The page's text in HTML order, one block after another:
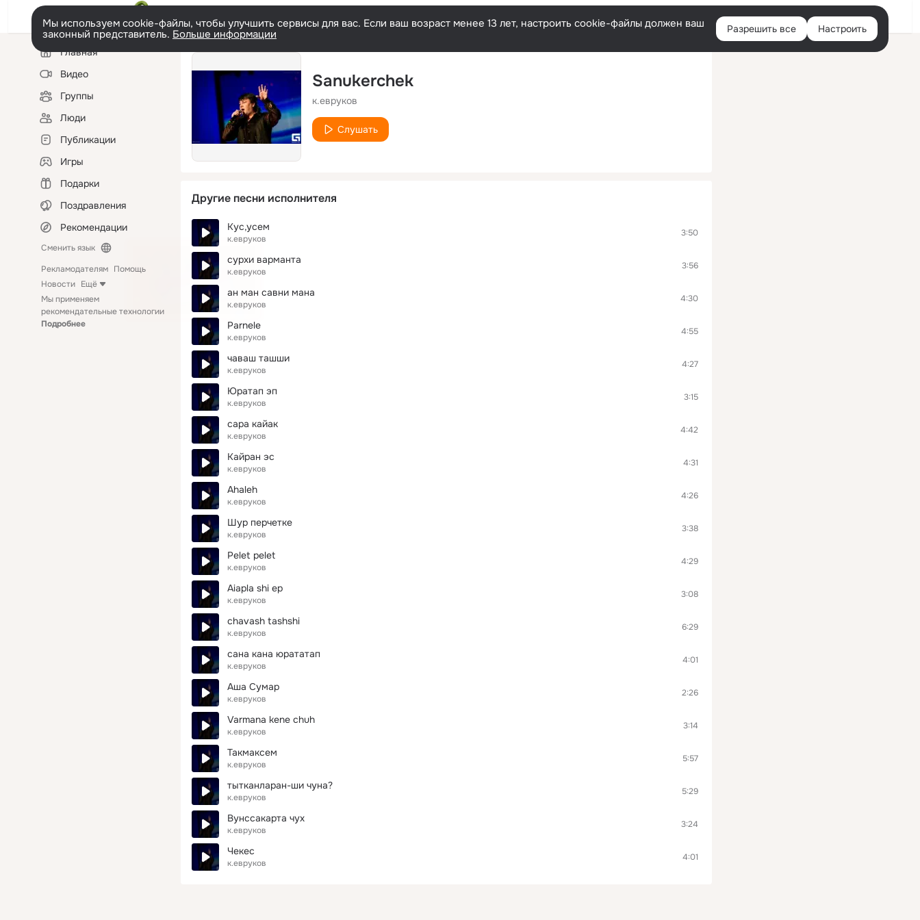
Войти
Мы используем cookie-файлы, чтобы улучшить сервисы для вас. Если ваш возраст менее 13 лет, настроить cookie-файлы должен ваш
законный представитель. Больше информации Разрешить все Настроить
Левая
колонкаГлавная
Видео
Группы
Люди
Публикации
Игры
Подарки
Поздравления
Рекомендации
Сменить язык
Рекламодателям Помощь
Новости Ещё
Мы применяем
рекомендательные технологии
Подробнее
Sanukerchek
к.евруков
Слушать
Другие песни исполнителя
Кус,усем
к.евруков
3:50
сурхи варманта
к.евруков
3:56
ан ман савни мана
к.евруков
4:30
Parnele
к.евруков
4:55
чаваш ташши
к.евруков
4:27
Юратап эп
к.евруков
3:15
сара кайак
к.евруков
4:42
Кайран эс
к.евруков
4:31
Ahaleh
к.евруков
4:26
Шур перчетке
к.евруков
3:38
Pelet pelet
к.евруков
4:29
Aiapla shi ep
к.евруков
3:08
chavash tashshi
к.евруков
6:29
сана кана юрататап
к.евруков
4:01
Аша Сумар
к.евруков
2:26
Varmana kene chuh
к.евруков
3:14
Такмаксем
к.евруков
5:57
тытканларан-ши чуна?
к.евруков
5:29
Вунссакарта чух
к.евруков
3:24
Чекес
к.евруков
4:01